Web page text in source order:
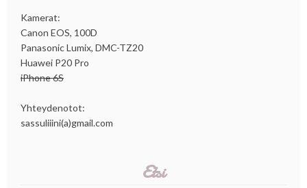
Kamerat:
Canon EOS, 100D
Panasonic Lumix, DMC-TZ20
Huawei P20 Pro
iPhone 6S
Yhteydenotot:
sassuliiini(a)gmail.com
Etsi